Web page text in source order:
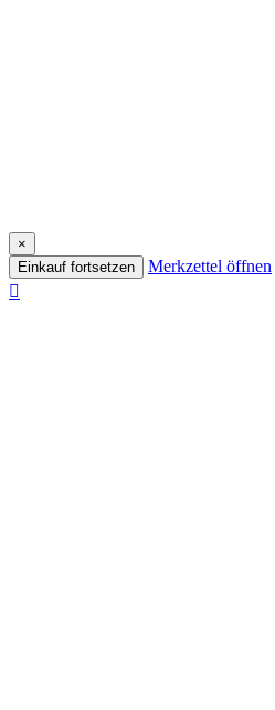
×
Einkauf fortsetzen
Merkzettel öffnen
